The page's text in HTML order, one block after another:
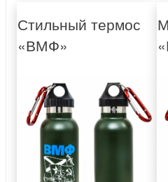
Стильный термос
«ВМФ»